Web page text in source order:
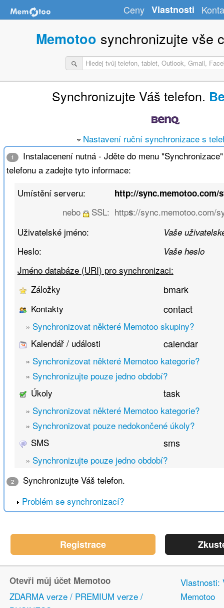
Ceny Vlastnosti
Memotoo synchronizujte vše
Synchronizujte Váš telefon.
Nastavení ruční synchronizace s
1
Instalacenení nutná - Jděte do menu
telefonu a zadejte tyto informace:
Umístění serveru:
http://sync.memotoo.com/
nebo SSL: https://sync.memotoo.com/
Uživatelské jméno:
Vaše
Heslo: Vaše heslo
Jméno databáze (URI) pro synchronizaci:
Záložky
bmark
Kontakty contact
» Synchronizovat některé Memotoo skupiny?
Kalendář / události
calendar
» Synchronizovat některé Memotoo kategorie?
» Synchronizujte pouze jedno období?
Úkoly
task
» Synchronizovat některé Memotoo kategorie?
» Synchronizovat pouze nedokončené úkoly?
SMS
sms
» Synchronizujte pouze jedno období?
2
Synchronizujte Váš telefon.
Problém se synchronizací?
Registrace
Otevři můj účet Memotoo
ZDARMA verze / PREMIUM verze /
Vlastnosti:
Memotoo